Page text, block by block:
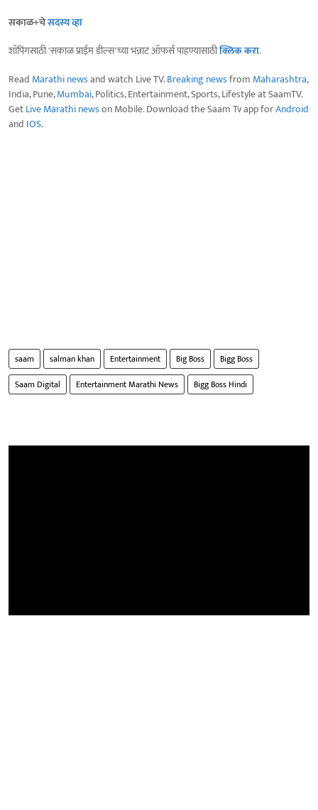
सकाळ+चेसदस्य व्हा
शॉपिंगसाठी 'सकाळ प्राईम डील्स'च्या भन्नाट ऑफर्स पाहण्यासाठीक्लिक करा.
Read Marathi newsand watch Live TV.Breaking newsfrom Maharashtra,
India, Pune,Mumbai, Politics, Entertainment, Sports, Lifestyle at SaamTV.
GetLive Marathi newson Mobile. Download the Saam Tv app forAndroid
and IOS.
saam salman khan Entertainment Big Boss
Bigg Boss
Saam Digital
Entertainment Marathi News Bigg Boss Hindi